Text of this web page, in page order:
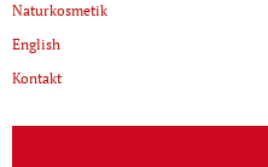
Naturkosmetik
English
Kontakt